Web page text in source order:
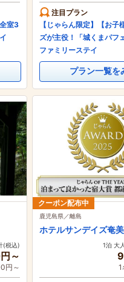
室3
注目プラン
【じゃらん限定】【お子
ズが主役！「城くまパフ
ファミリーステイ
プラン一覧を
(税込)
～
円～
クーポン配布中
鹿児島県／離島
ホテルサンデイズ奄美
1泊 大
1